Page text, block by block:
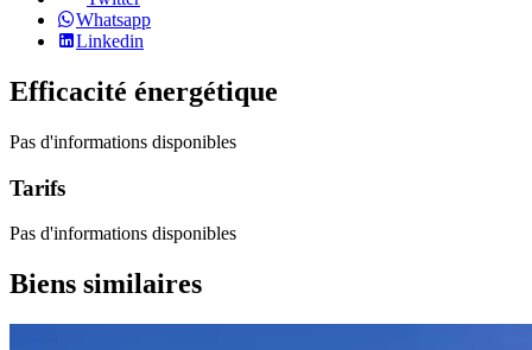
Whatsapp
Linkedin
Efficacité énergétique
Pas d'informations disponibles
Tarifs
Pas d'informations disponibles
Biens similaires